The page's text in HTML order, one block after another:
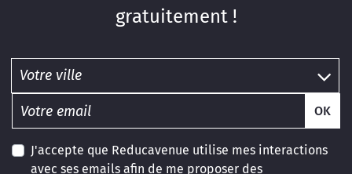
gratuitement !
OK
J'accepte que Reducavenue utilise mes interactions
avec ses emails afin de me proposer des